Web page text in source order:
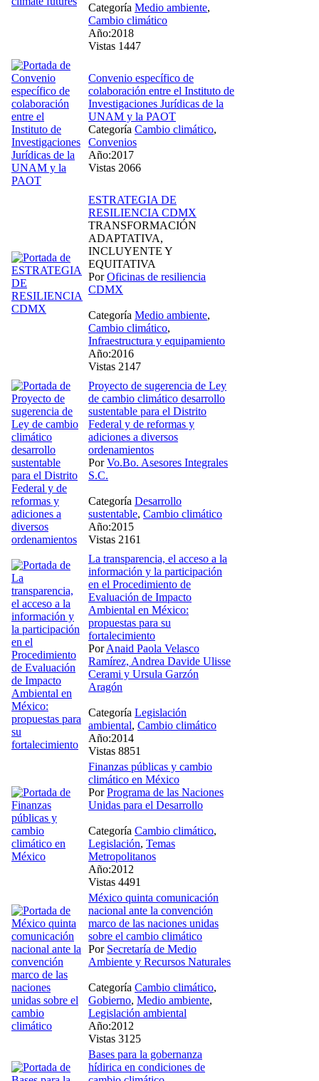
Categoría Medio ambiente,
Cambio climático
Año:2018
Vistas 1447
Convenio específico de
colaboración entre el Instituto de
Investigaciones Jurídicas de la
UNAM y la PAOT
Categoría Cambio climático,
Convenios
Año:2017
Vistas 2066
ESTRATEGIA DE
RESILIENCIA CDMX
TRANSFORMACIÓN
ADAPTATIVA,
INCLUYENTE Y
EQUITATIVA
PorOficinas de resiliencia
CDMX
Categoría Medio ambiente,
Cambio climático,
Infraestructura y equipamiento
Año:2016
Vistas 2147
Proyecto de sugerencia de Ley
de cambio climático desarrollo
sustentable para el Distrito
Federal y de reformas y
adiciones a diversos
ordenamientos
PorVo.Bo. Asesores Integrales
S.C.
Categoría Desarrollo
sustentable, Cambio climático
Año:2015
Vistas 2161
La transparencia, el acceso a la
información y la participación
en el Procedimiento de
Evaluación de Impacto
Ambiental en México:
propuestas para su
fortalecimiento
PorAnaid Paola Velasco
Ramírez, Andrea Davide Ulisse
Cerami y Ursula Garzón
Aragón
Categoría Legislación
ambiental, Cambio climático
Año:2014
Vistas 8851
Finanzas públicas y cambio
climático en México
PorPrograma de las Naciones
Unidas para el Desarrollo
Categoría Cambio climático,
Legislación, Temas
Metropolitanos
Año:2012
Vistas 4491
México quinta comunicación
nacional ante la convención
marco de las naciones unidas
sobre el cambio climático
Por Secretaría de Medio
Ambiente y Recursos Naturales
Categoría Cambio climático,
Gobierno, Medio ambiente,
Legislación ambiental
Año:2012
Vistas 3125
Bases para la gobernanza
hídirica en condiciones de